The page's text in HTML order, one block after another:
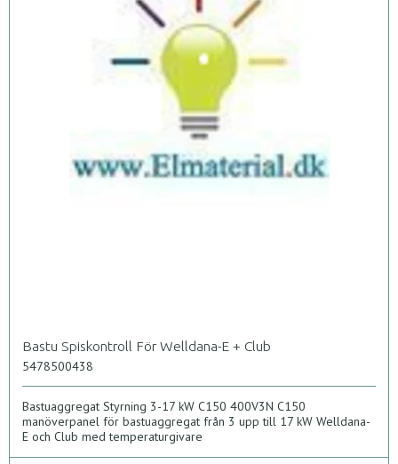
Bastu Spiskontroll För Welldana-E + Club
5478500438
Bastuaggregat Styrning 3-17 kW C150 400V3N C150
manöverpanel för bastuaggregat från 3 upp till 17 kW Welldana-
E och Club med temperaturgivare